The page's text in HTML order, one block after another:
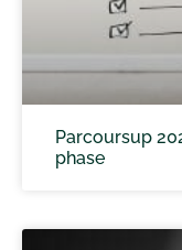
Parcoursup
phase